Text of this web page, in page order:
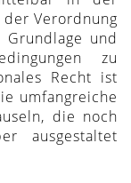
Verordnung
und
zu
Recht ist
umfangreiche
die noch
ausgestaltet